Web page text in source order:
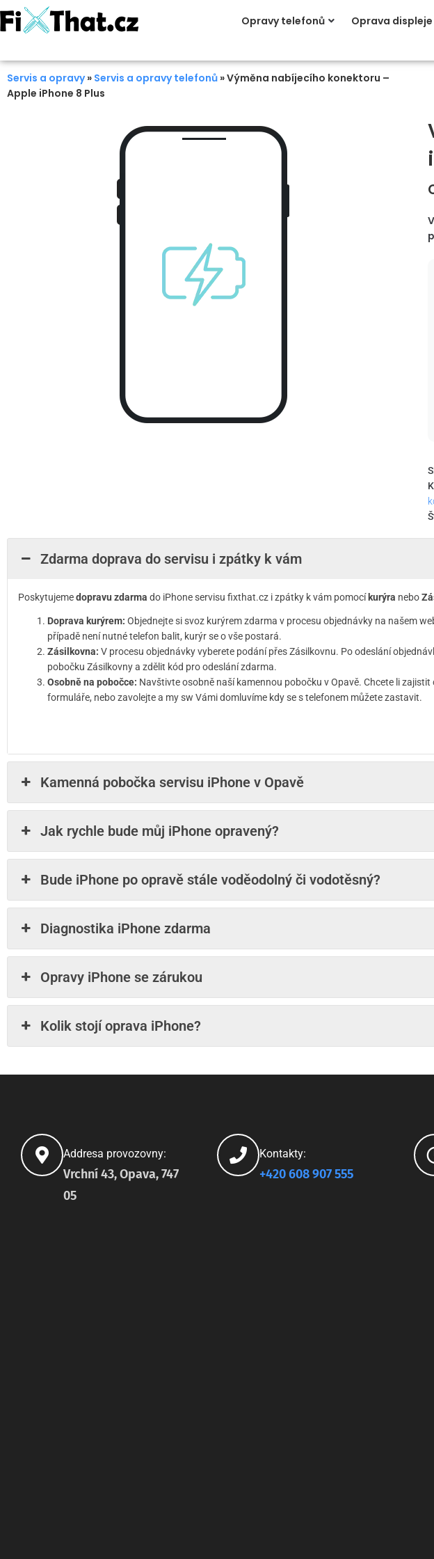
Opravy telefonů Oprava
Servis a opravy» Servis a opravy telefonů »Výměna nabíjecího konektoru –
Apple iPhone 8 Plus
Zdarma doprava do servisu i zpátky k vám
Poskytujemedopravu zdarma do iPhone servisu fixthat.cz i zpátky k vám pomocí kurýra nebo
Doprava kurýrem: Objednejte si svoz kurýrem zdarma v procesu objednávky na našem
případě není nutné telefon balit, kurýr se o vše postará.
Zásilkovna: V procesu objednávky vyberete podání přes Zásilkovnu. Po odeslání
pobočku Zásilkovny a zdělit kód pro odeslání zdarma.
Osobně na pobočce: Navštivte osobně naší kamennou pobočku v Opavě. Chcete li
formuláře, nebo zavolejte a my sw Vámi domluvíme kdy se s telefonem můžete zastavit.
Kamenná pobočka servisu iPhone v Opavě
Jak rychle bude můj iPhone opravený?
Bude iPhone po opravě stále voděodolný či vodotěsný?
Diagnostika iPhone zdarma
Opravy iPhone se zárukou
Kolik stojí oprava iPhone?
Addresa provozovny:
Vrchní 43, Opava, 747
05
Kontakty:
+420 608 907 555